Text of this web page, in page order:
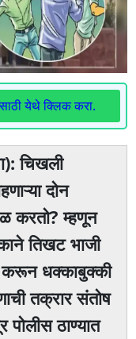
येथे क्लिक करा.
चिखली
दोन
करतो? म्हणून
तिखट भाजी
करून धक्काबुक्की
तक्रार संतोष
पोलीस ठाण्यात